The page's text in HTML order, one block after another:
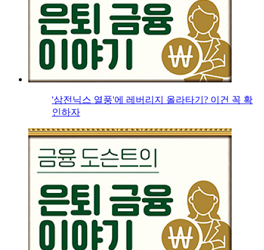
'삼전닉스 열풍'에 레버리지 올라타기? 이건 꼭 확
인하자